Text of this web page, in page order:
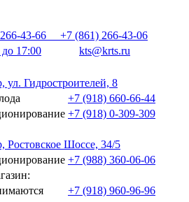
43-66
+7 (861) 266-43-06
17:00
kts@krts.ru
ул. Гидростроителей, 8
+7 (918) 660-66-44
+7 (918) 0-309-309
Ростовское Шоссе, 34/5
+7 (988) 360-06-06
+7 (918) 960-96-96